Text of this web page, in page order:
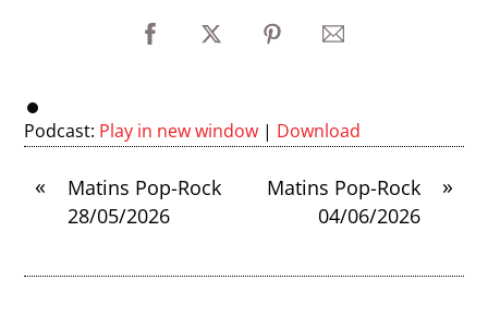
Podcast: Play in new window | Download
«
Matins Pop-Rock
28/05/2026
»
Matins Pop-Rock
04/06/2026